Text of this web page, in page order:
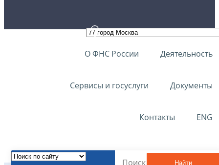
О ФНС России Деятельность
Сервисы и госуслуги Документы
Контакты ENG
Найти